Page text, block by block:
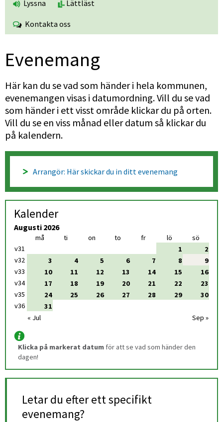
Lyssna Lättläst
Kontakta oss
Evenemang
Här kan du se vad som händer i hela kommunen,
evenemangen visas i datumordning. Vill du se vad
som händer i ett visst område klickar du på orten.
Vill du se en viss månad eller datum så klickar du
på kalendern.
Arrangör: Här skickar du in ditt evenemang
Kalender
Augusti 2026
Evenemangskalender
må ti on to fr lö
sö
v31
1
2
v32
3 4 5 6 7 8
9
v33
10 11 12 13 14 15
16
v34
17 18 19 20 21 22
23
v35
24 25 26 27 28 29
30
v36
31
Sep »
« Jul
Klicka på markerat datum för att se vad som händer den
dagen!
Letar du efter ett specifikt
evenemang?